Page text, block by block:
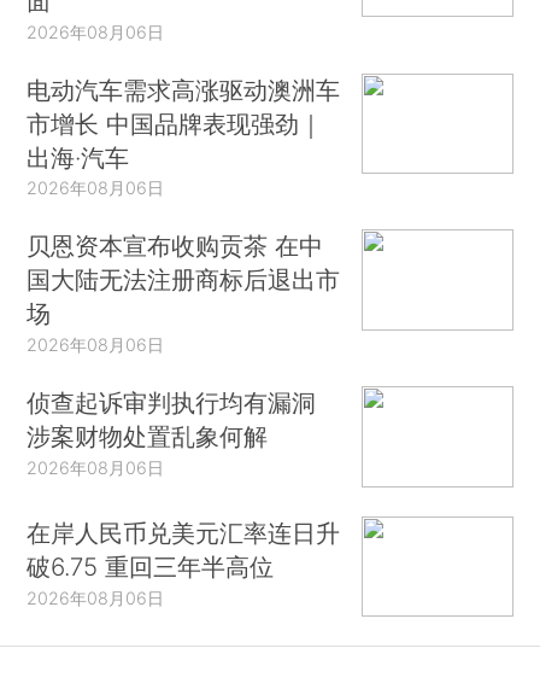
2026年08月06日
电动汽车需求高涨驱动澳洲车
市增长 中国品牌表现强劲｜
出海·汽车
2026年08月06日
贝恩资本宣布收购贡茶 在中
国大陆无法注册商标后退出市
场
2026年08月06日
侦查起诉审判执行均有漏洞
涉案财物处置乱象何解
2026年08月06日
在岸人民币兑美元汇率连日升
破6.75 重回三年半高位
2026年08月06日